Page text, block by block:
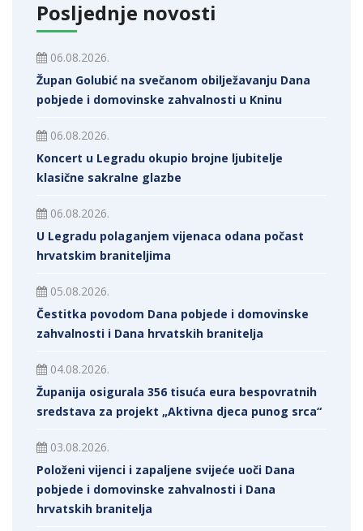
Posljednje novosti
06.08.2026.
Župan Golubić na svečanom obilježavanju Dana
pobjede i domovinske zahvalnosti u Kninu
06.08.2026.
Koncert u Legradu okupio brojne ljubitelje
klasične sakralne glazbe
06.08.2026.
U Legradu polaganjem vijenaca odana počast
hrvatskim braniteljima
05.08.2026.
Čestitka povodom Dana pobjede i domovinske
zahvalnosti i Dana hrvatskih branitelja
04.08.2026.
Županija osigurala 356 tisuća eura bespovratnih
sredstava za projekt „Aktivna djeca punog srca“
03.08.2026.
Položeni vijenci i zapaljene svijeće uoči Dana
pobjede i domovinske zahvalnosti i Dana
hrvatskih branitelja